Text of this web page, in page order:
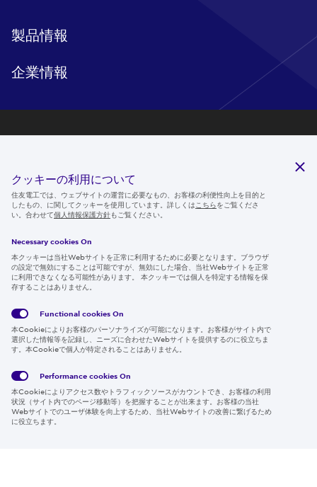
製品情報
企業情報
ニュースルーム
IR情報
採用情報
Global
Policy
サイト
約
Region & Language:
Japan | JP
クッキーの利用について
住友電工では、ウェブサイトの運営に必要なもの、お客様の利便性向上を目的と
したもの、に関してクッキーを使用しています。詳しくは こちらをご覧くださ
い。合わせて個人情報保護方針もご覧ください。
Necessary cookies On
本クッキーは当社Webサイトを正常に利用するために必要となります。ブラウザ
の設定で無効にすることは可能ですが、無効にした場合、当社Webサイトを正常
に利用できなくなる可能性があります。 本クッキーでは個人を特定する情報を保
存することはありません。
Functional cookies On
本Cookieによりお客様のパーソナライズが可能になります。お客様がサイト内で
選択した情報等を記録し、ニーズに合わせたWebサイトを提供するのに役立ちま
す。本Cookieで個人が特定されることはありません。
Performance cookies On
本Cookieによりアクセス数やトラフィックソースがカウントでき、お客様の利用
状況（サイト内でのページ移動等）を把握することが出来ます。お客様の当社
Webサイトでのユーザ体験を向上するため、当社Webサイトの改善に繋げるため
に役立ちます。